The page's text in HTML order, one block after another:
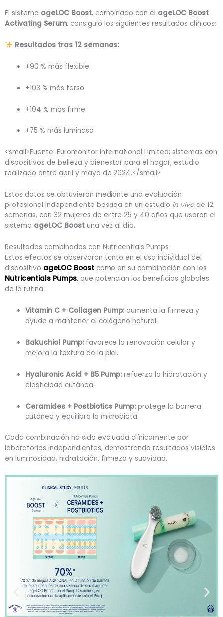
El sistema ageLOC Boost, combinado con el ageLOC Boost
Activating Serum, consiguió los siguientes resultados clínicos:
Resultados tras 12 semanas:
+90 % más flexible
+103 % más terso
+104 % más firme
+75 % más luminosa
<small>Fuente: Euromonitor International Limited; sistemas con
dispositivos de belleza y bienestar para el hogar, estudio
realizado entre abril y mayo de 2024.</small>
Estos datos se obtuvieron mediante una evaluación
profesional independiente basada en un estudio in vivode 12
semanas, con 32 mujeres de entre 25 y 40 años que usaron el
sistema ageLOC Boost una vez al día.
Resultados combinados con Nutricentials Pumps
Estos efectos se observaron tanto en el uso individual del
dispositivo ageLOC Boost como en su combinación con los
Nutricentials Pumps, que potencian los beneficios globales
de la rutina:
Vitamin C + Collagen Pump: aumenta la firmeza y
ayuda a mantener el colágeno natural.
Bakuchiol Pump: favorece la renovación celular y
mejora la textura de la piel.
Hyaluronic Acid + B5 Pump: refuerza la hidratación y
elasticidad cutánea.
Ceramides + Postbiotics Pump: protege la barrera
cutánea y equilibra la microbiota.
Cada combinación ha sido evaluada clínicamente por
laboratorios independientes, demostrando resultados visibles
en luminosidad, hidratación, firmeza y suavidad.